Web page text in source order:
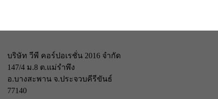
บริษัท วีพี คอร์ปอเรชั่น 2016 จำกัด
147/4 ม.8 ต.แม่รำพึง
อ.บางสะพาน จ.ประจวบคีรีขันธ์
77140